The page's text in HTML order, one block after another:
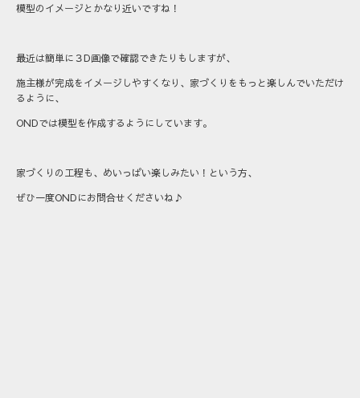
模型のイメージとかなり近いですね！
最近は簡単に３D画像で確認できたりもしますが、
施主様が完成をイメージしやすくなり、家づくりをもっと楽しんでいただけ
るように、
ONDでは模型を作成するようにしています。
家づくりの工程も、めいっぱい楽しみたい！という方、
ぜひ一度ONDにお問合せくださいね♪